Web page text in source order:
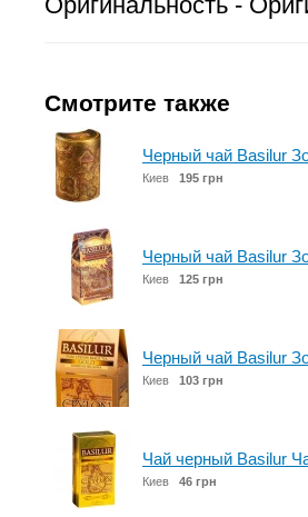
Смотрите также
Черный чай Basilur
Киев 195 грн
Черный чай Basilur
Киев 125 грн
Черный чай Basilur
Киев 103 грн
Чай черный Basilur
Киев 46 грн